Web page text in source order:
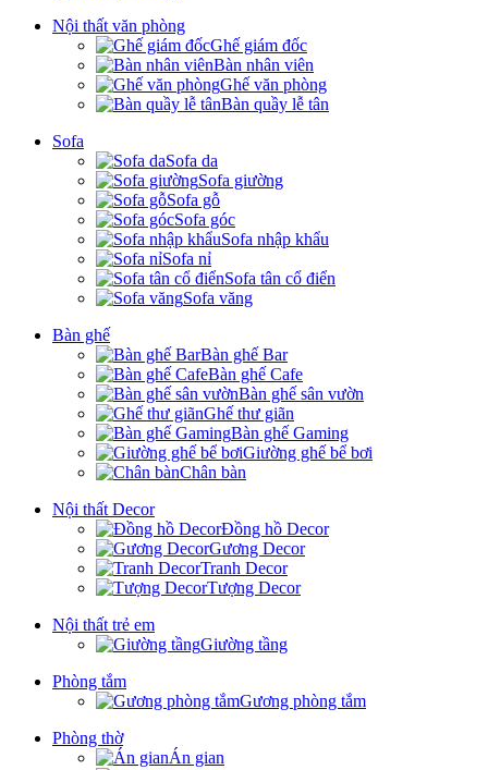
Nội thất văn phòng
Ghế giám đốc
Bàn nhân viên
Ghế văn phòng
Bàn quầy lễ tân
Sofa
Sofa da
Sofa giường
Sofa gỗ
Sofa góc
Sofa nhập khẩu
Sofa nỉ
Sofa tân cổ điển
Sofa văng
Bàn ghế
Bàn ghế Bar
Bàn ghế Cafe
Bàn ghế sân vườn
Ghế thư giãn
Bàn ghế Gaming
Giường ghế bể bơi
Chân bàn
Nội thất Decor
Đồng hồ Decor
Gương Decor
Tranh Decor
Tượng Decor
Nội thất trẻ em
Giường tầng
Phòng tắm
Gương phòng tắm
Phòng thờ
Án gian